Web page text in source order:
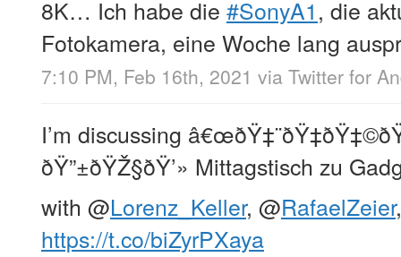
8K… Ich habe die #SonyA1, die
Fotokamera, eine Woche lang
7:10 PM, Feb 16th, 2021 via Twitter for
I’m discussing
ðŸ”±ðŸŽ§ðŸ’» Mittagstisch zu
with @Lorenz_Keller, @RafaelZeier
https://t.co/biZyrPXaya